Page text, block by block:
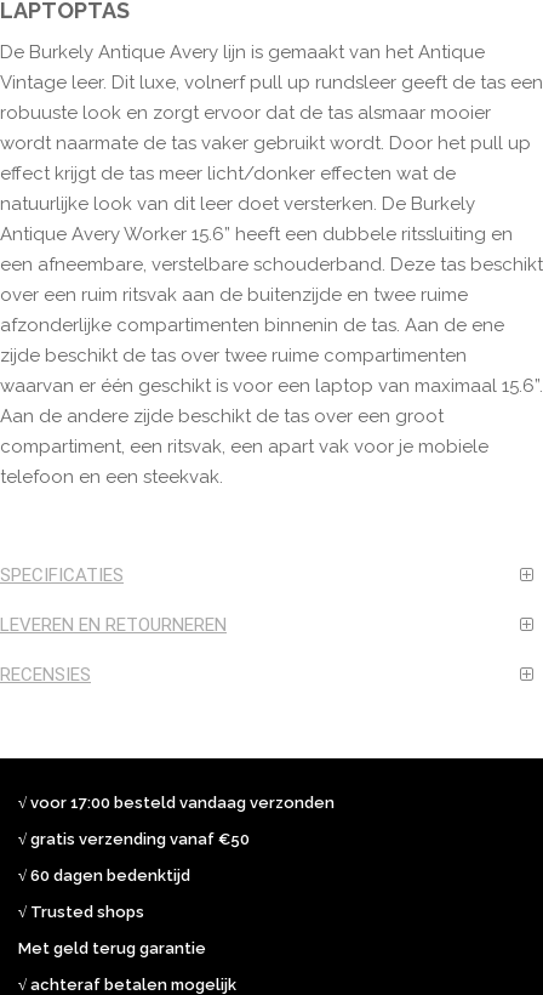
LAPTOPTAS
De Burkely Antique Avery lijn is gemaakt van het Antique
Vintage leer. Dit luxe, volnerf pull up rundsleer geeft de tas een
robuuste look en zorgt ervoor dat de tas alsmaar mooier
wordt naarmate de tas vaker gebruikt wordt. Door het pull up
effect krijgt de tas meer licht/donker effecten wat de
natuurlijke look van dit leer doet versterken. De Burkely
Antique Avery Worker 15.6” heeft een dubbele ritssluiting en
een afneembare, verstelbare schouderband. Deze tas beschikt
over een ruim ritsvak aan de buitenzijde en twee ruime
afzonderlijke compartimenten binnenin de tas. Aan de ene
zijde beschikt de tas over twee ruime compartimenten
waarvan er één geschikt is voor een laptop van maximaal 15.6”.
Aan de andere zijde beschikt de tas over een groot
compartiment, een ritsvak, een apart vak voor je mobiele
telefoon en een steekvak.
SPECIFICATIES
LEVEREN EN RETOURNEREN
RECENSIES
√ voor 17:00 besteld vandaag verzonden
√ gratis verzending vanaf €50
√ 60 dagen bedenktijd
√ Trusted shops
Met geld terug garantie
√ achteraf betalen mogelijk